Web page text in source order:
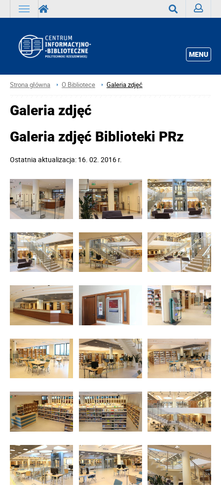
MENU
Strona główna O Bibliotece Galeria zdjęć
Galeria zdjęć
Galeria zdjęć Biblioteki PRz
Ostatnia aktualizacja: 16. 02. 2016 r.